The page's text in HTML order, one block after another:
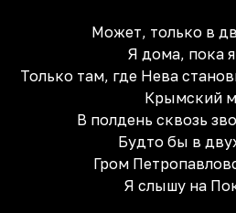
Может, только в
Я дома, пока я
Только там, где Нева
Крымский
В полдень сквозь
Будто бы в
Гром
Я слышу на